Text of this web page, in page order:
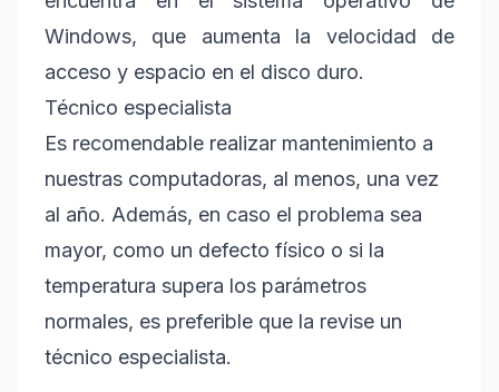
Windows, que aumenta la velocidad de
acceso y espacio en el disco duro.
Técnico especialista
Es recomendable realizar mantenimiento a
nuestras computadoras, al menos, una vez
al año. Además, en caso el problema sea
mayor, como un defecto físico o si la
temperatura supera los parámetros
normales, es preferible que la revise un
técnico especialista.